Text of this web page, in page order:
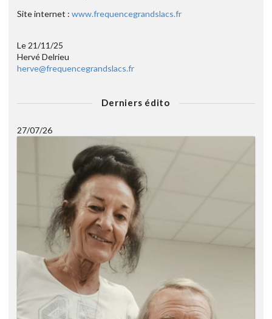
Site internet : www.frequencegrandslacs.fr
Le 21/11/25
Hervé Delrieu
herve@frequencegrandslacs.fr
Derniers édito
27/07/26